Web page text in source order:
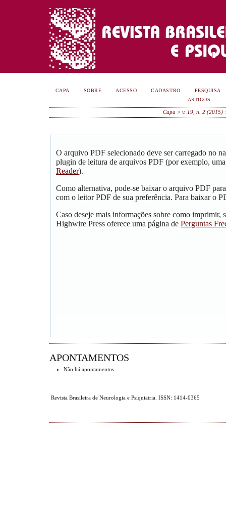
CAPA SOBRE ACESSO CADASTRO
PESQUISA
ARTIGOS
Capa > v. 19, n. 2 (2015)
O arquivo PDF selecionado deve ser carregado no
plugin de leitura de arquivos PDF (por exemplo,
Reader).
Como alternativa, pode-se baixar o arquivo PDF
com o leitor PDF de sua preferência. Para baixar o
Caso deseje mais informações sobre como imprimir,
Highwire Press oferece uma página de Perguntas
APONTAMENTOS
Não há apontamentos.
Revista Brasileira de Neurologia e Psiquiatria. ISSN: 1414-0365